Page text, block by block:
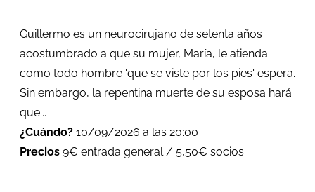
Guillermo es un neurocirujano de setenta años
acostumbrado a que su mujer, María, le atienda
como todo hombre 'que se viste por los pies' espera.
Sin embargo, la repentina muerte de su esposa hará
que...
¿Cuándo? 10/09/2026 a las 20:00
Precios 9€ entrada general / 5,50€ socios